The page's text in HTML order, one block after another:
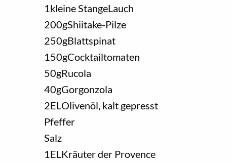
1 kleine StangeLauch
200gShiitake-Pilze
250gBlattspinat
150gCocktailtomaten
50gRucola
40gGorgonzola
2EL Olivenöl, kalt gepresst
Pfeffer
Salz
1 EL Kräuter der Provence